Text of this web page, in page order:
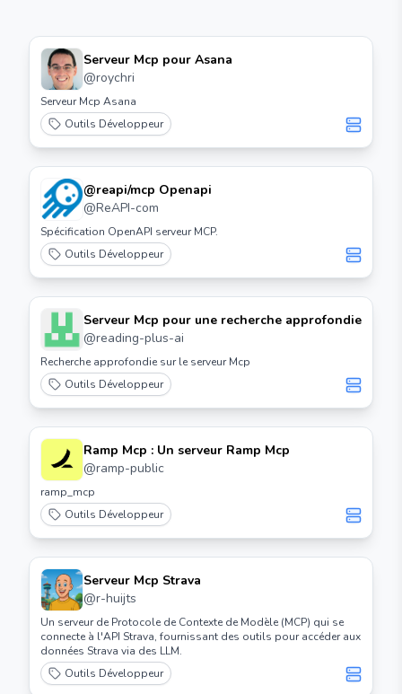
Serveur Mcp pour Asana
@roychri
Serveur Mcp Asana
Outils Développeur
@reapi/mcp Openapi
@ReAPI-com
Spécification OpenAPI serveur MCP.
Outils Développeur
Serveur Mcp pour une recherche approfondie
@reading-plus-ai
Recherche approfondie sur le serveur Mcp
Outils Développeur
Ramp Mcp : Un serveur Ramp Mcp
@ramp-public
ramp_mcp
Outils Développeur
Serveur Mcp Strava
@r-huijts
Un serveur de Protocole de Contexte de Modèle (MCP) qui se
connecte à l'API Strava, fournissant des outils pour accéder aux
données Strava via des LLM.
Outils Développeur